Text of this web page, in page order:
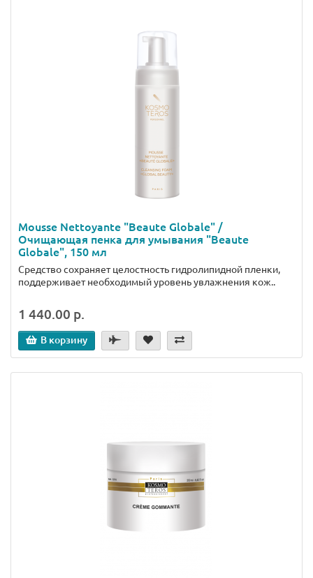
Mousse Nettoyante "Beaute Globale" /
Очищающая пенка для умывания "Beaute
Globale", 150 мл
Средство сохраняет целостность гидролипидной пленки,
поддерживает необходимый уровень увлажнения кож..
1 440.00 р.
В корзину